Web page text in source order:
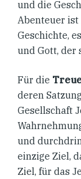
und die
Abenteuer ist
Geschichte,
und Gott, der
Für die
deren
Gesellschaft
und
einzige Ziel,
Ziel, für das